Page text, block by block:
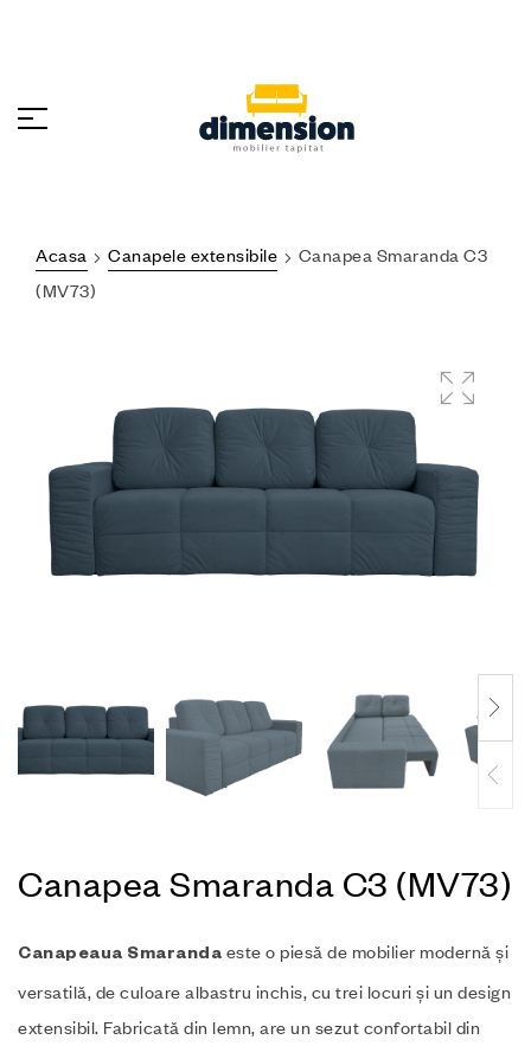
Acasa Canapele extensibile
Canapea Smaranda C3
(MV73)
Canapea Smaranda C3 (MV73)
Canapeaua Smaranda este o piesă de mobilier modernă și
versatilă, de culoare albastru inchis, cu trei locuri și un design
extensibil. Fabricată din lemn, are un sezut confortabil din